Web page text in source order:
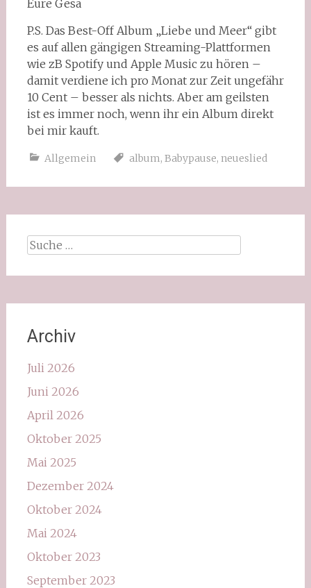
Eure Gesa
P.S. Das Best-Off Album „Liebe und Meer“ gibt
es auf allen gängigen Streaming-Plattformen
wie zB Spotify und Apple Music zu hören –
damit verdiene ich pro Monat zur Zeit ungefähr
10 Cent – besser als nichts. Aber am geilsten
ist es immer noch, wenn ihr ein Album direkt
bei mir kauft.
Allgemein album, Babypause, neueslied
Suche
nach:
Archiv
Juli 2026
Juni 2026
April 2026
Oktober 2025
Mai 2025
Dezember 2024
Oktober 2024
Mai 2024
Oktober 2023
September 2023